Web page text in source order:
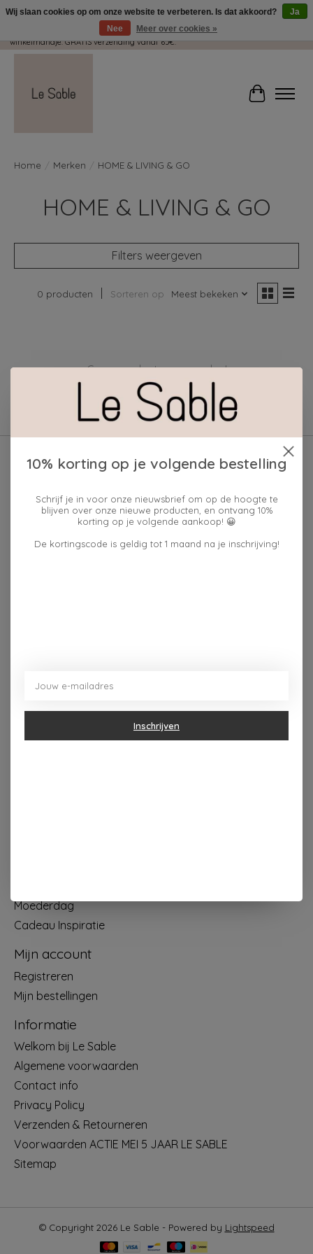
Wij pakken met plezier jouw kadootjes GRATIS in! Duid dit zeker aan in je
winkelmandje. GRATIS verzending vanaf 65€.
Home Merken HOME & LIVING & GO
HOME & LIVING & GO
Filters weergeven
0 producten Sorteren op Meest bekeken
Geen producten gevonden!
Moederdag
Cadeau Inspiratie
Mijn account
Registreren
Mijn bestellingen
Informatie
Welkom bij Le Sable
Algemene voorwaarden
Contact info
Privacy Policy
Verzenden & Retourneren
Voorwaarden ACTIE MEI 5 JAAR LE SABLE
Sitemap
© Copyright 2026 Le Sable - Powered by Lightspeed
Wij slaan cookies op om onze website te verbeteren. Is dat akkoord?
Ja
Nee
Meer over cookies »
10% korting op je volgende bestelling
Schrijf je in voor onze nieuwsbrief om op de hoogte te
blijven over onze nieuwe producten, en ontvang 10%
korting op je volgende aankoop! 😀
De kortingscode is geldig tot 1 maand na je inschrijving!
Inschrijven